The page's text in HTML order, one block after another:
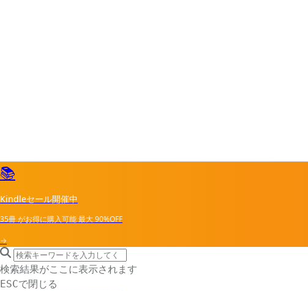
📚
Kindleセール開催中
35冊がお得に購入可能最大90%OFF
→
search icon
サイト内検索
検索結果がここに表示されます
ESCで閉じる